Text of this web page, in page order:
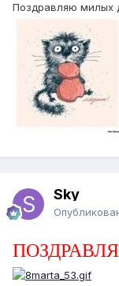
Поздравляю милых
Sky